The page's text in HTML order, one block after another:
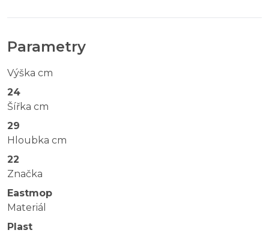
Parametry
Výška cm
24
Šířka cm
29
Hloubka cm
22
Značka
Eastmop
Materiál
Plast